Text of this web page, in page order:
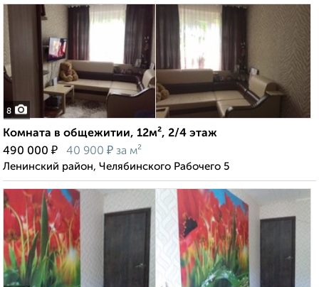
8
Комната в общежитии, 12м², 2/4 этаж
490 000 ₽ 40 900 ₽ за м²
Ленинский район, Челябинского Рабочего 5